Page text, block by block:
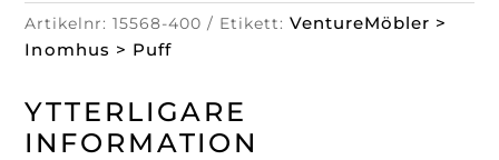
Artikelnr:15568-400 Etikett: VentureMöbler >
Inomhus > Puff
YTTERLIGARE
INFORMATION